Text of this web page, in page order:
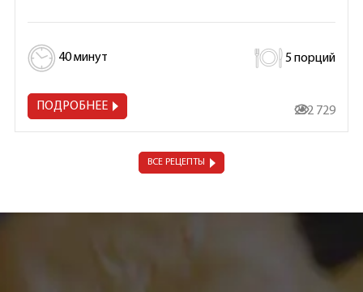
40 минут 5 порций
ПОДРОБНЕЕ 232 729
ВСЕ РЕЦЕПТЫ